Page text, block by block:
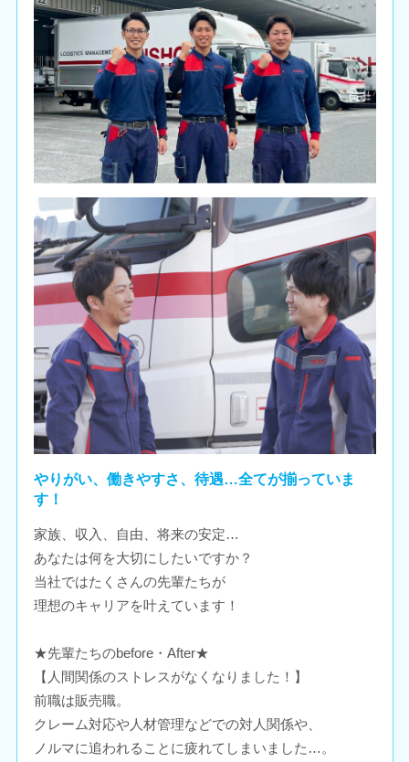
やりがい、働きやすさ、待遇…全てが揃っていま
す！
家族、収入、自由、将来の安定…
あなたは何を大切にしたいですか？
当社ではたくさんの先輩たちが
理想のキャリアを叶えています！
★先輩たちのbefore・After★
【人間関係のストレスがなくなりました！】
前職は販売職。
クレーム対応や人材管理などでの対人関係や、
ノルマに追われることに疲れてしまいました…。